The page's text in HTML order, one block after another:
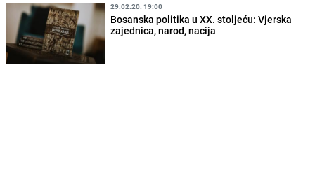
29.02.20. 19:00
Bosanska politika u XX. stoljeću: Vjerska
zajednica, narod, nacija